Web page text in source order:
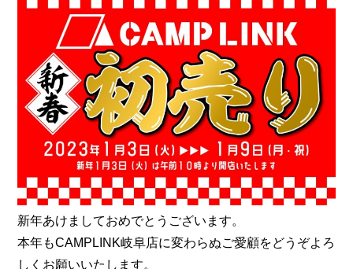
新年あけましておめでとうございます。
本年もCAMPLINK岐阜店に変わらぬご愛顧をどうぞよろ
しくお願いいたします。